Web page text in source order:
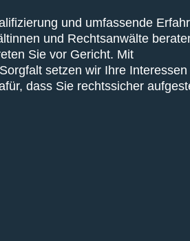
und umfassende
und Rechtsanwälte
Sie vor Gericht. Mit
setzen wir Ihre Interessen
dass Sie rechtssicher